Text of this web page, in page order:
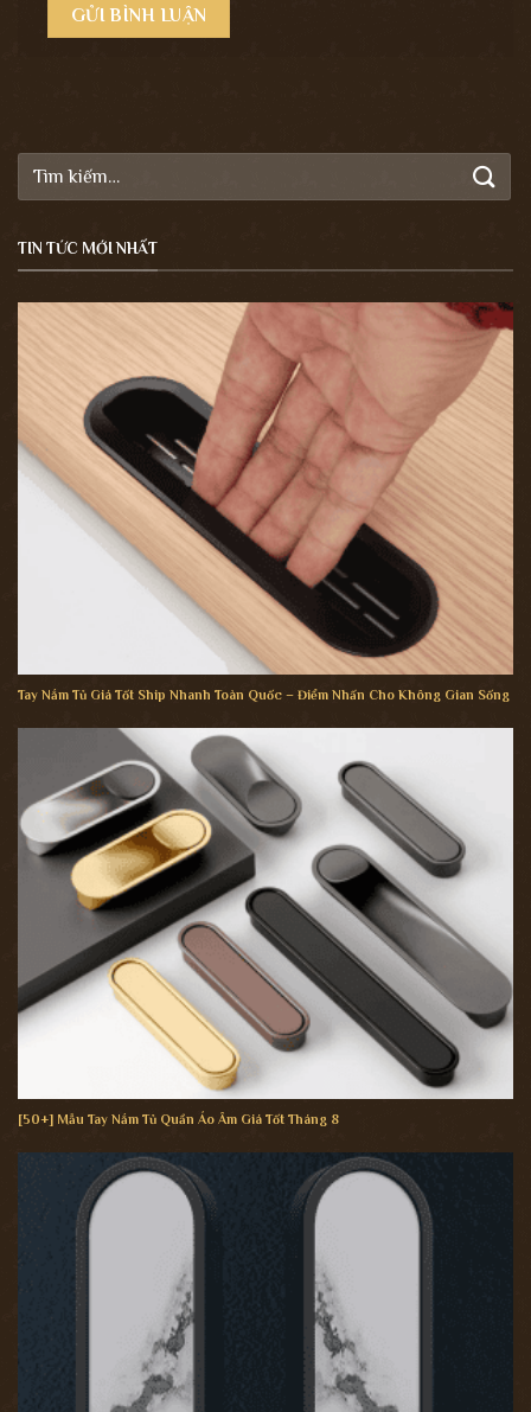
TIN TỨC MỚI NHẤT
Tay Nắm Tủ Giá Tốt Ship Nhanh Toàn Quốc – Điểm Nhấn Cho Không Gian Sống
[50+] Mẫu Tay Nắm Tủ Quần Áo Âm Giá Tốt Tháng 8